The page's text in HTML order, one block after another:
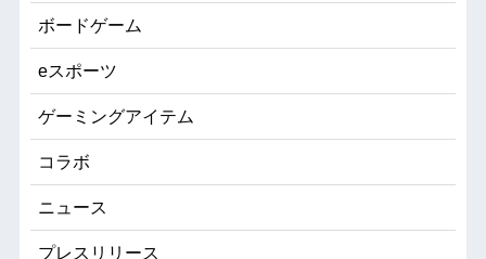
ボードゲーム
eスポーツ
ゲーミングアイテム
コラボ
ニュース
プレスリリース